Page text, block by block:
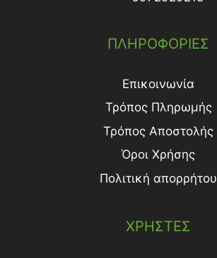
ΠΛΗΡΟΦΟΡΙΕΣ
Επικοινωνία
Τρόπος Πληρωμής
Τρόπος Aποστολής
Όροι Χρήσης
Πολιτική απορρήτου
ΧΡΗΣΤΕΣ